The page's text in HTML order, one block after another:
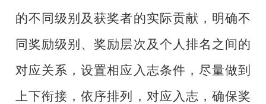
的不同级别及获奖者的实际贡献，明确不
同奖励级别、奖励层次及个人排名之间的
对应关系，设置相应入志条件，尽量做到
上下衔接，依序排列，对应入志，确保奖